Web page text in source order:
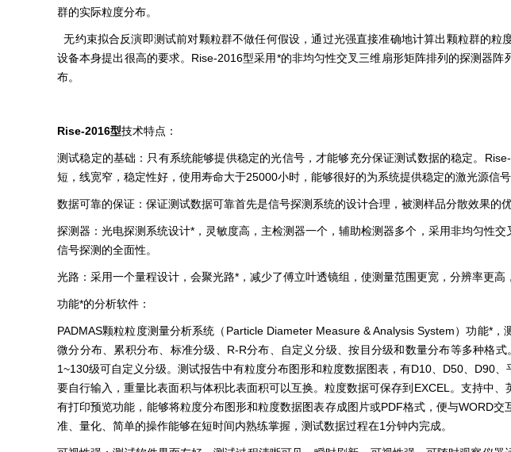
群的实际粒度分布。
无约束拟合反演即测试前对颗粒群不做任何假设，通过光强直接准确地计算出颗粒群的
设备本身提出很高的要求。Rise-2016型采用*的非均匀性交叉三维扇形矩阵排列的探测器
布。
Rise-2016型技术特点：
测试稳定的基础：只有系统能够提供稳定的光信号，才能够充分保证测试数据的稳定。
短，线宽窄，稳定性好，使用寿命大于25000小时，能够很好的为系统提供稳定的激光源信号
数据可靠的保证：保证测试数据可靠首先是信号探测系统的设计合理，被测样品分散效果的
探测器：光电探测系统设计*，灵敏度高，主检测器一个，辅助检测器多个，采用非均匀性
信号探测的全面性。
光路：采用一个量程设计，会聚光路*，减少了傅立叶透镜组，使测量范围更宽，分辨率更高
功能*的分析软件：
PADMAS颗粒粒度测量分析系统（Particle Diameter Measure & Analysis System）功能*
微分分布、累积分布、标准分级、R-R分布、自定义分级、按目分级和数量分布等多种格
1~130级可自定义分级。测试报告中有粒度分布图形和粒度数据图表，有D10、D50、D90
要自行输入，重量比表面积与体积比表面积可以互换。粒度数据可保存到EXCEL。支持中
有打印预览功能，能够将粒度分布图形和粒度数据图表存成图片或PDF格式，便与WORD
准、量化、简单的操作能够在短时间内熟练掌握，测试数据过程在1分钟内完成。